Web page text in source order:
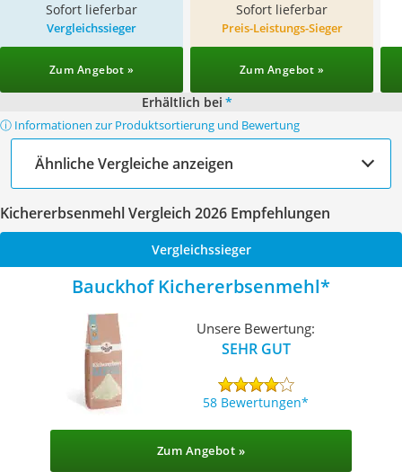
Sofort lieferbar Sofort lieferbar
Vergleichssieger
Zum Angebot »
Preis-Leistungs-Sieger
Zum Angebot »
Erhältlich bei *
ⓘ Informationen zur Produktsortierung und Bewertung
Ähnliche Vergleiche anzeigen
Kichererbsenmehl Vergleich 2026 Empfehlungen
Vergleichssieger
Bauckhof Kichererbsenmehl
Unsere Bewertung:
SEHR GUT
58 Bewertungen
Zum Angebot »